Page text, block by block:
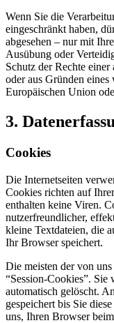
Wenn Sie die
eingeschränkt haben,
abgesehen – nur mit
Ausübung oder
Schutz der Rechte
oder aus Gründen
Europäischen Union
3.
Cookies
Die Internetseiten
Cookies richten auf
enthalten keine Viren.
nutzerfreundlicher,
kleine Textdateien, die
Ihr Browser speichert.
Die meisten der von
“Session-Cookies”. Sie
automatisch gelöscht.
gespeichert bis Sie
uns, Ihren Browser